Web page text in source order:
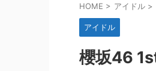
HOME > アイドル >
アイドル
櫻坂46